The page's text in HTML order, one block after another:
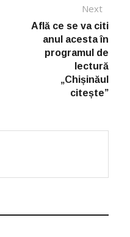
Next
Află ce se va citi
anul acesta în
programul de
lectură
„Chișinăul
citește”